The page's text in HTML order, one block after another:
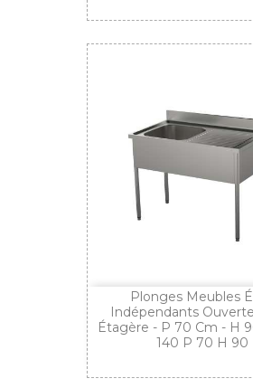
Plonges Meubles
Indépendants
Étagère - P 70 Cm - H
140 P 70 H 90